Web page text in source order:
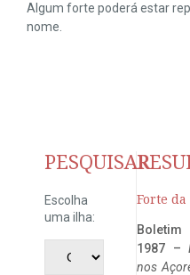
Algum forte poderá estar
nome.
PESQUISAR
Escolha
uma ilha:
Forte da
Boletim
1987 –
nos